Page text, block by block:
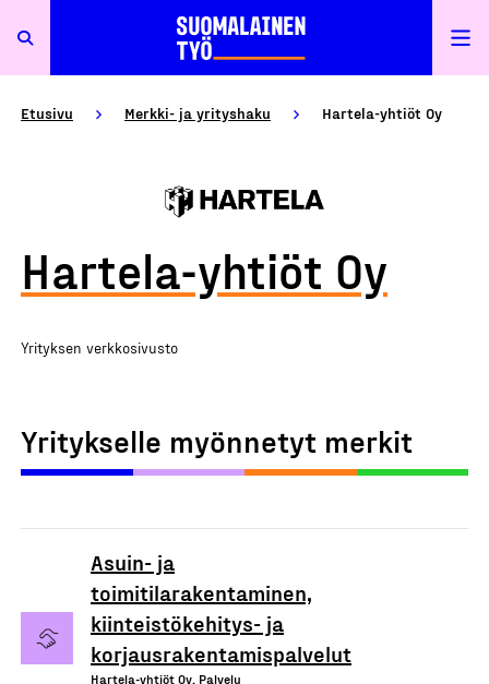
Etusivu Merkki- ja yrityshaku Hartela-yhtiöt Oy
Hartela-yhtiöt Oy
Yrityksen verkkosivusto
Yritykselle myönnetyt merkit
Asuin- ja
toimitilarakentaminen,
kiinteistökehitys- ja
korjausrakentamispalvelut
Hartela-yhtiöt Oy, Palvelu